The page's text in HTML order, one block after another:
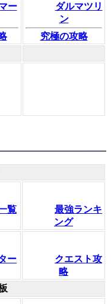
ー
ダルマツリ
ン
究極の攻略
覧
最強ランキ
ング
ー
クエスト攻
略